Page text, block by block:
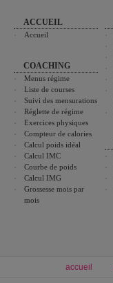
ACCUEIL
Accueil
COACHING
Menus régime
Liste de courses
Suivi des mensurations
Réglette de régime
Exercices physiques
Compteur de calories
Calcul poids idéal
Calcul IMC
Courbe de poids
Calcul IMG
Grossesse mois par
mois
accueil